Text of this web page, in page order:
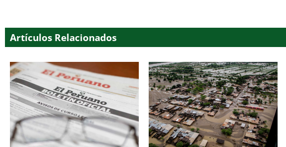
Artículos Relacionados